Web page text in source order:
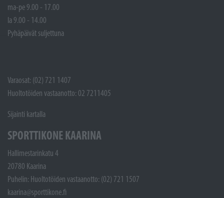
ma-pe 9.00 - 17.00
la 9.00 - 14.00
Pyhäpäivät suljettuna
Varaosat: (02) 721 1407
Huoltotöiden vastaanotto: 02 7211405
Sijainti kartalla
SPORTTIKONE KAARINA
Hallimestarinkatu 4
20780 Kaarina
Puhelin: Huoltotöiden vastaanotto: (02) 721 1507
kaarina@sporttikone.fi